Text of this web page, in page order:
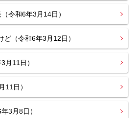
令和6年3月14日）
（令和6年3月12日）
月11日）
11日）
3月8日）